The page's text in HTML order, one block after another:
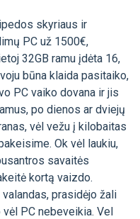
skyriaus ir
PC už 1500€,
32GB ramu įdėta 16,
būna klaida pasitaiko,
PC vaiko dovana ir jis
po dienos ar dviejų
vėl vežu į kilobaitas
Ok vėl laukiu,
savaitės
kortą vaizdo.
prasidėjo žali
PC nebeveikia. Vel